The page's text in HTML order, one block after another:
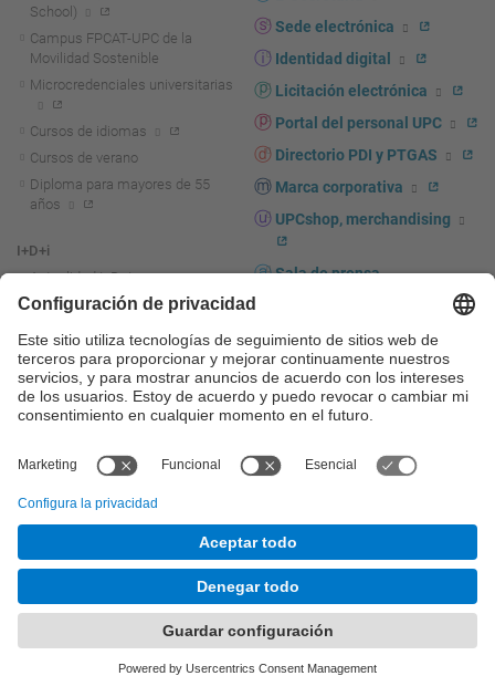
School)
Campus FPCAT-UPC de la
Movilidad Sostenible
Microcredenciales universitarias
Cursos de idiomas
Cursos de verano
Diploma para mayores de 55
años
I+D+i
Actualidad I+D+I
La investigación en la UPC
Fomento y apoyo a la
investigación
La transferencia, el
emprendimiento y la innovación
en la UPC
transferencia, el emprendimiento
Servicios a las empresas
Servicios Científico-técnicos
Sede electrónica
Identidad digital
Licitación electrónica
Portal del personal UPC
Directorio PDI y PTGAS
Marca corporativa
UPCshop, merchandising
Sala de prensa
© UPC Universitat Politècnica de Catalunya - BarcelonaTech
Accesibilidad
Configuración de privacidad